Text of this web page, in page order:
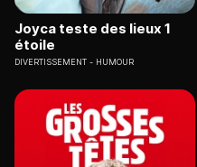
Joyca teste des lieux 1
étoile
DIVERTISSEMENT HUMOUR